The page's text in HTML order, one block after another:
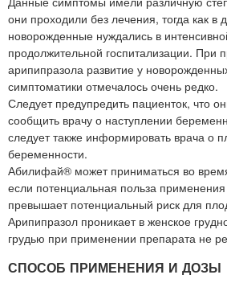
они проходили без лечения, тогда как в
новорожденные нуждались в
продолжительной госпитализации. При
арипипразола развитие у
симптоматики отмечалось очень редко.
Следует предупредить пациенток, что
сообщить врачу о наступлении
следует также информировать врача о
беременности.
Абилифай® может приниматься во
если потенциальная польза
превышает потенциальный риск для
Арипипразол проникает в женское
грудью при применении препарата не
СПОСОБ ПРИМЕНЕНИЯ И ДОЗЫ